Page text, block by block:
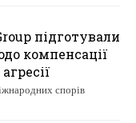
підготували
компенсації
спорів